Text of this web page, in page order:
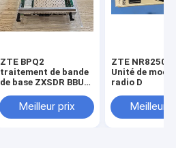
ZTE BPQ2
traitement de bande
de base ZXSDR BBU
Meilleur prix
ZTE NR8250
Unité de
radio D
Meilleur